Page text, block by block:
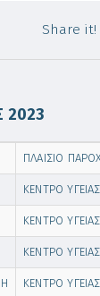
Share it!
2023
ΠΛΑΙΣΙΟ
ΚΕΝΤΡΟ
ΚΕΝΤΡΟ
ΚΕΝΤΡΟ
ΚΕΝΤΡΟ